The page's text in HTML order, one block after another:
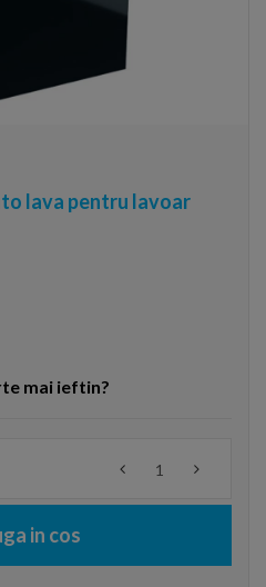
lava pentru lavoar
mai ieftin?
in cos